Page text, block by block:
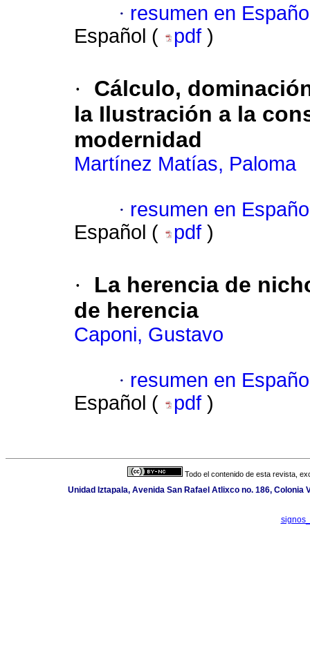
· resumen en
Español (
pdf )
·
Cálculo,
la Ilustración a la
modernidad
Martínez Matías, Paloma
· resumen en
Español (
pdf )
·
La herencia de
de herencia
Caponi, Gustavo
· resumen en
Español (
pdf )
Todo el contenido de esta revista,
Unidad Iztapala, Avenida San Rafael Atlixco no. 186, Colonia